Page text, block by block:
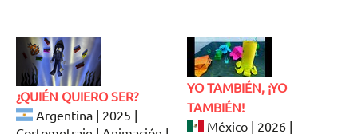
¿QUIÉN QUIERO SER?
Argentina | 2025 |
YO TAMBIÉN, ¡YO
TAMBIÉN!
México | 2026 |